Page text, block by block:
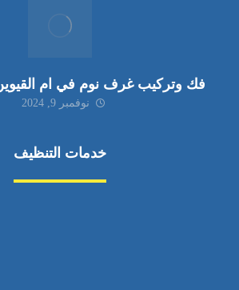
فك وتركيب غرف نوم في ام القيوين
نوفمبر 9, 2024
خدمات التنظيف